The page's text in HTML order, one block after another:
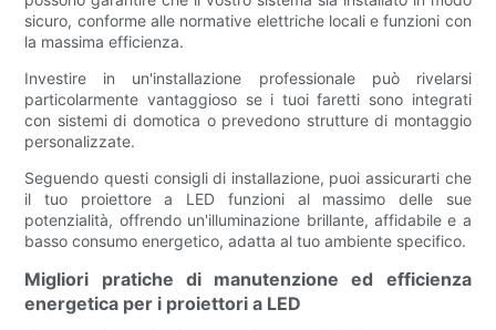
sicuro, conforme alle normative elettriche locali e funzioni con
la massima efficienza.
Investire in un'installazione professionale può rivelarsi
particolarmente vantaggioso se i tuoi faretti sono integrati
con sistemi di domotica o prevedono strutture di montaggio
personalizzate.
Seguendo questi consigli di installazione, puoi assicurarti che
il tuo proiettore a LED funzioni al massimo delle sue
potenzialità, offrendo un'illuminazione brillante, affidabile e a
basso consumo energetico, adatta al tuo ambiente specifico.
Migliori pratiche di manutenzione ed efficienza
energetica per i proiettori a LED